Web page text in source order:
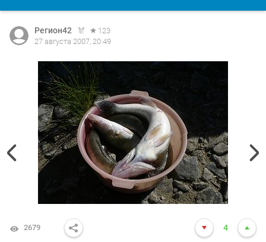
Регион42
123
27 августа 2007, 20:49
2679 4